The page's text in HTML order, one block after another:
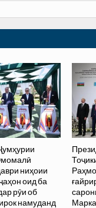
ниҳоии
оид ба
рӯи об
намуданд